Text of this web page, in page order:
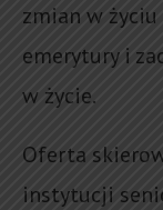
zmian w
emerytury i
w życie.
Oferta
instytucji